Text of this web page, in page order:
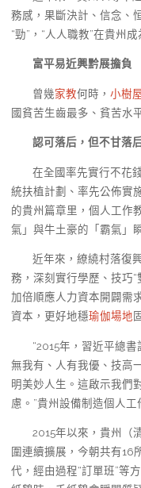
務感，果斷決計、信念、
“勁”，“人人職教”在貴州
富平易近興黔展擔負
曾幾家教何時， 小樹
國貧苦生齒最多、貧苦水
認可落后，但不甘落
在全國率先實行不花
統扶植計劃、率先公佈實
的貴州篇章里，個人工作
氣」與牛土豪的「霸氣」
近年來，繚繞村落復
務，深刻實行學歷、技巧
加倍順應人力資本開闢需
資本，更好地穩瑜伽場地
“2015年，習近平總
無我有、人有我優、技高
明美妙人生。這啟示我們
慮。”貴州設備制造個人
2015年以來，貴州（
圍連續擴展，今朝共有16
代，經由過程“訂單班”等